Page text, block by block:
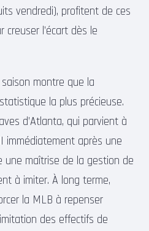
vendredi), profitent de ces
creuser l’écart dès le
montre que la
la plus précieuse.
d’Atlanta, qui parvient à
immédiatement après une
une maîtrise de la gestion de
à imiter. À long terme,
la MLB à repenser
des effectifs de